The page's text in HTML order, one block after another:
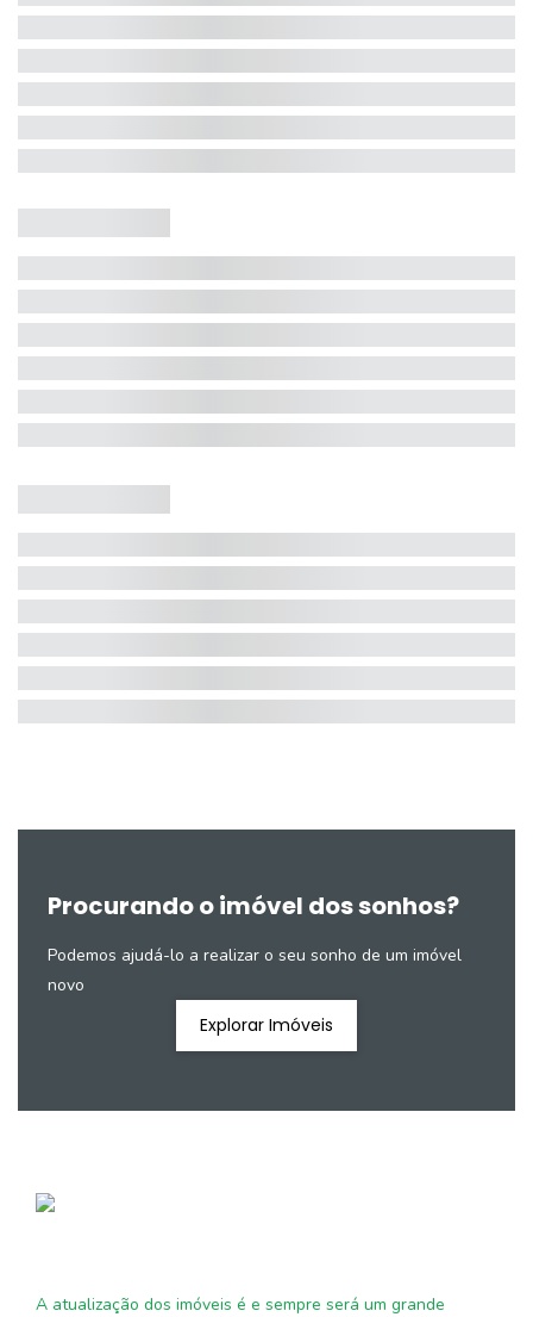
Procurando o imóvel dos sonhos?
Podemos ajudá-lo a realizar o seu sonho de um imóvel
novo
Explorar Imóveis
A atualização dos imóveis é e sempre será um grande